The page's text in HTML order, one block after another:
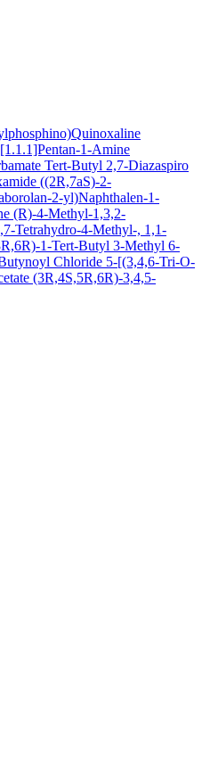
1-Amine
Tert-Butyl 2,7-Diazaspiro
((2R,7aS)-2-
2-yl)Naphthalen-1-
(R)-4-Methyl-1,3,2-
Tetrahydro-4-Methyl-, 1,1-
1-Tert-Butyl 3-Methyl 6-
Chloride 5-[(3,4,6-Tri-O-
(3R,4S,5R,6R)-3,4,5-